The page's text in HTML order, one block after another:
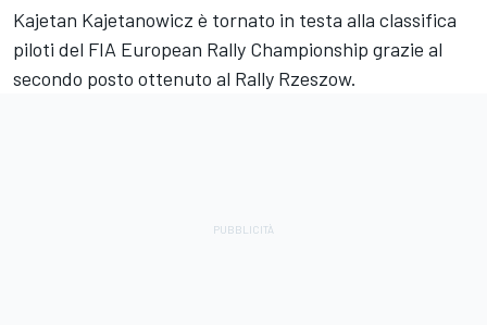
Kajetan Kajetanowicz è tornato in testa alla classifica
piloti del FIA European Rally Championship grazie al
secondo posto ottenuto al Rally Rzeszow.